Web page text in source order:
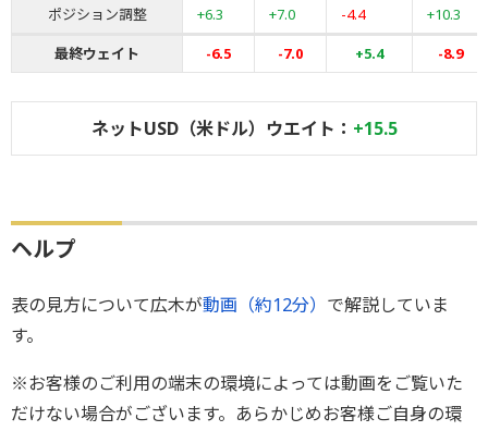
ポジション調整
+6.3 +7.0 -4.4
+10.3
最終ウェイト
-6.5 -7.0 +5.4 -8.9
ネットUSD（米ドル）ウエイト： +15.5
ヘルプ
表の見方について広木が動画（約12分） で解説していま
す。
※お客様のご利用の端末の環境によっては動画をご覧いた
だけない場合がございます。あらかじめお客様ご自身の環